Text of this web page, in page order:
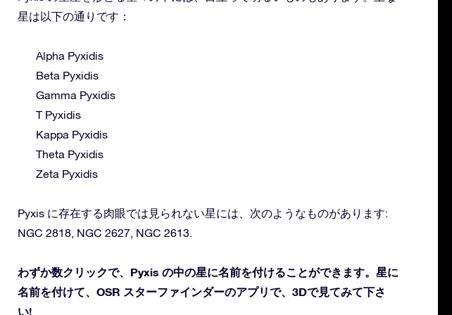
星は以下の通りです：
Alpha Pyxidis
Beta Pyxidis
Gamma Pyxidis
T Pyxidis
Kappa Pyxidis
Theta Pyxidis
Zeta Pyxidis
Pyxis に存在する肉眼では見られない星には、次のようなものがあります:
NGC 2818, NGC 2627, NGC 2613.
わずか数クリックで、Pyxis の中の星に名前を付けることができます。星に
名前を付けて、OSR スターファインダーのアプリで、3Dで見てみて下さ
い!